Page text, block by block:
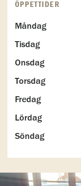
ÖPPETTIDER
Måndag
Tisdag
Onsdag
Torsdag
Fredag
Lördag
Söndag